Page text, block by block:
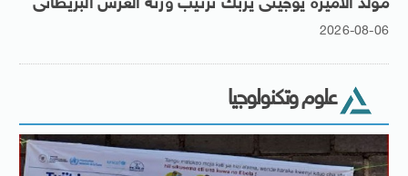
مولد الأميرة يوجينى يربك ترتيب ورثة العرش البريطانى
2026-08-06
علوم وتكنولوجيا